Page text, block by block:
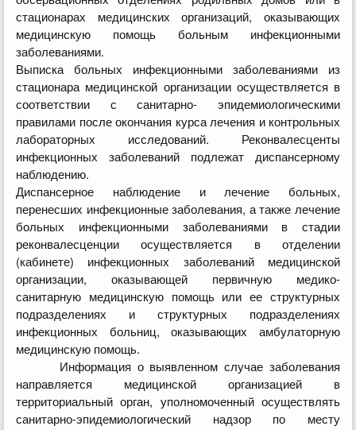
стационарах медицинских организаций, оказывающих
медицинскую помощь больным инфекционными
заболеваниями.
Выписка больных инфекционными заболеваниями из
стационара медицинской организации осуществляется в
соответствии с санитарно- эпидемиологическими
правилами после окончания курса лечения и контрольных
лабораторных исследований. Реконвалесценты
инфекционных заболеваний подлежат диспансерному
наблюдению.
Диспансерное наблюдение и лечение больных,
перенесших инфекционные заболевания, а также лечение
больных инфекционными заболеваниями в стадии
реконвалесценции осуществляется в отделении
(кабинете) инфекционных заболеваний медицинской
организации, оказывающей первичную медико-
санитарную медицинскую помощь или ее структурных
подразделениях и структурных подразделениях
инфекционных больниц, оказывающих амбулаторную
медицинскую помощь.
Информация о выявленном случае заболевания
направляется медицинской организацией в
территориальный орган, уполномоченный осуществлять
санитарно-эпидемиологический надзор по месту